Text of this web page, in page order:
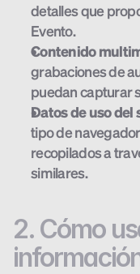
detalles que
Evento.
Contenido
grabaciones de
puedan capturar
Datos de uso del
tipo de
recopilados a
similares.
2. Cómo